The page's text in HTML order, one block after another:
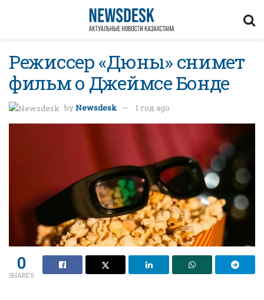
Режиссер «Дюны» снимет
фильм о Джеймсе Бонде
byNewsdesk 1 год ago
0
SHARES